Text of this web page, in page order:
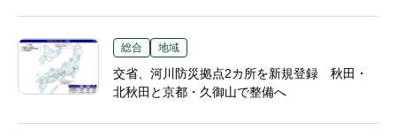
総合 地域
交省、河川防災拠点2カ所を新規登録 秋田・
北秋田と京都・久御山で整備へ